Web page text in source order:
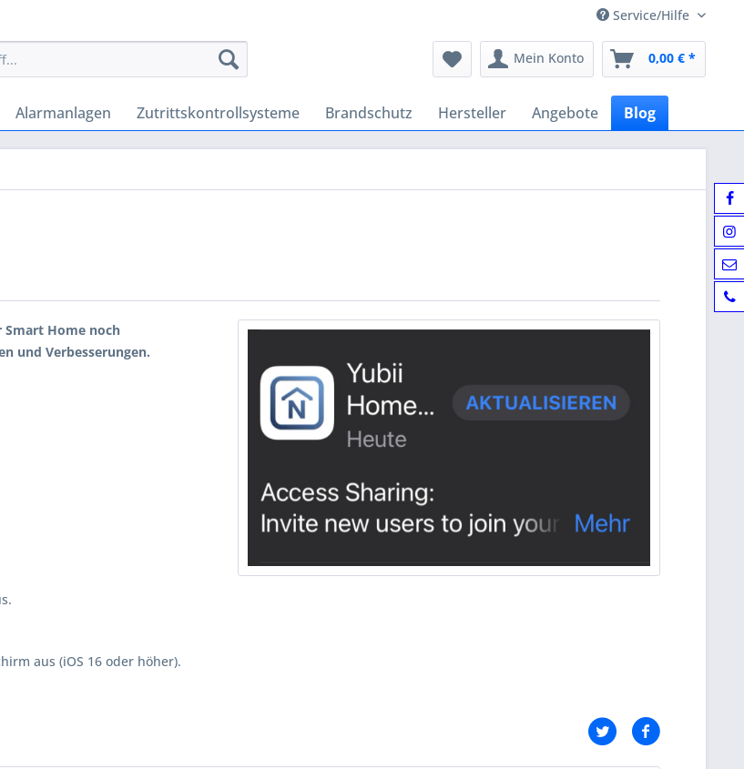
Service/Hilfe
Mein Konto 0,00 € *
Alarmanlagen Zutrittskontrollsysteme Brandschutz Hersteller Angebote Blog
Smart Home noch
und Verbesserungen.
aus (iOS 16 oder höher).